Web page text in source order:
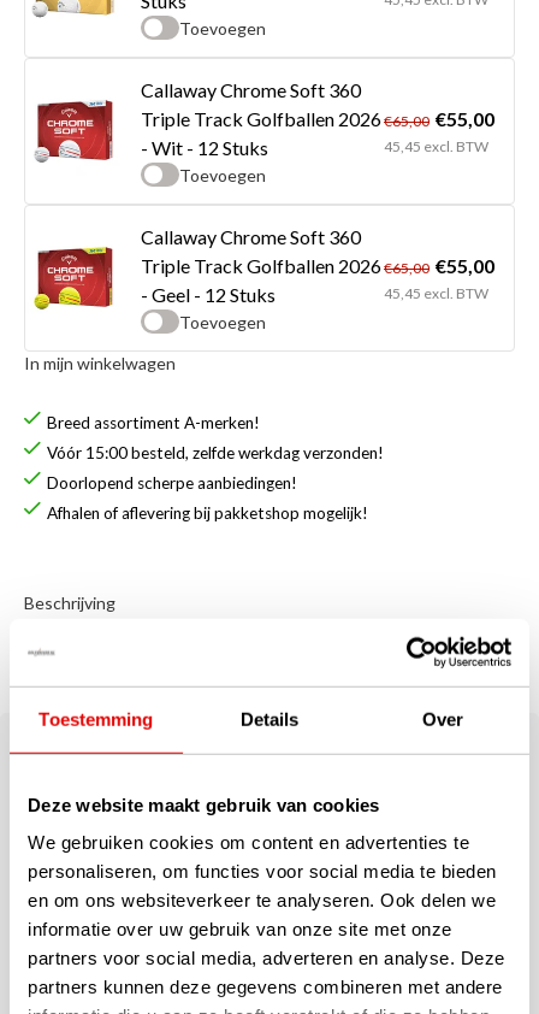
Toestemming Details Over
Deze website maakt gebruik van cookies
We gebruiken cookies om content en advertenties te
personaliseren, om functies voor social media te bieden
en om ons websiteverkeer te analyseren. Ook delen we
informatie over uw gebruik van onze site met onze
partners voor social media, adverteren en analyse. Deze
partners kunnen deze gegevens combineren met andere
Toevoegen
Callaway Chrome Soft 360
Triple Track Golfballen 2026
- Wit - 12 Stuks
Toevoegen
€65,00 €55,00
45,45 excl. BTW
Callaway Chrome Soft 360
Triple Track Golfballen 2026
- Geel - 12 Stuks
Toevoegen
€65,00 €55,00
45,45 excl. BTW
In mijn winkelwagen
Breed assortiment A-merken!
Vóór 15:00 besteld, zelfde werkdag verzonden!
Doorlopend scherpe aanbiedingen!
Afhalen of aflevering bij pakketshop mogelijk!
Beschrijving
Golfhandschoenen (Paar)
De Callaway Rainspann heren golfhandschoenen behouden zijn
pasvorm, mede dankzij microfiber suede materiaal en het stretch
Deze Callaway Rain Spann All-Weather heren golfhandschoenen
zijn zeer fijn, mede dankzij het vochtafdrijvende, ademende,
elastische Opti Fit materiaal. Verhoogd comfort en perfecte
pasvorm. Het Opti Fit material op de rug van de hand en het
synthetisch leder in de versterkte handpalm regio maakt de